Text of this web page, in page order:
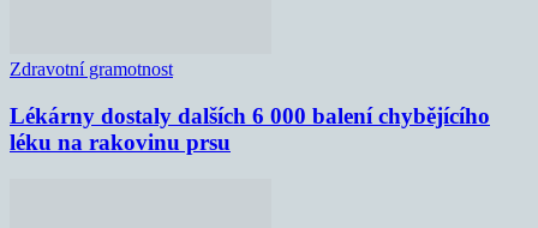
Zdravotní gramotnost
Lékárny dostaly dalších 6 000 balení chybějícího
léku na rakovinu prsu